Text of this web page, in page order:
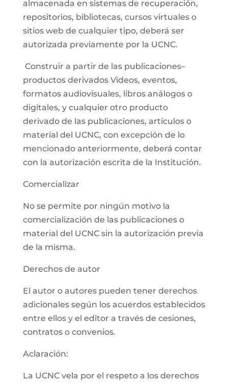
almacenada en sistemas de recuperación,
repositorios, bibliotecas, cursos virtuales o
sitios web de cualquier tipo, deberá ser
autorizada previamente por la UCNC.
Construir a partir de las publicaciones–
productos derivados Videos, eventos,
formatos audiovisuales, libros análogos o
digitales, y cualquier otro producto
derivado de las publicaciones, artículos o
material del UCNC, con excepción de lo
mencionado anteriormente, deberá contar
con la autorización escrita de la Institución.
Comercializar
No se permite por ningún motivo la
comercialización de las publicaciones o
material del UCNC sin la autorización previa
de la misma.
Derechos de autor
El autor o autores pueden tener derechos
adicionales según los acuerdos establecidos
entre ellos y el editor a través de cesiones,
contratos o convenios.
Aclaración:
La UCNC vela por el respeto a los derechos